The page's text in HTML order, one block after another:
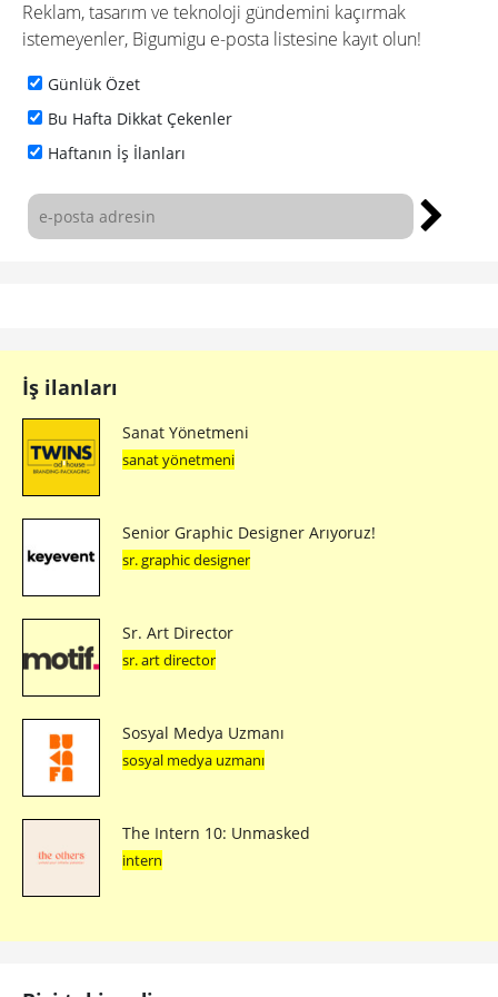
Reklam, tasarım ve teknoloji gündemini kaçırmak
istemeyenler, Bigumigu e-posta listesine kayıt olun!
Günlük Özet
Bu Hafta Dikkat Çekenler
Haftanın İş İlanları
İş ilanları
Sanat Yönetmeni
sanat yönetmeni
Senior Graphic Designer Arıyoruz!
sr. graphic designer
Sr. Art Director
sr. art director
Sosyal Medya Uzmanı
sosyal medya uzmanı
The Intern 10: Unmasked
intern